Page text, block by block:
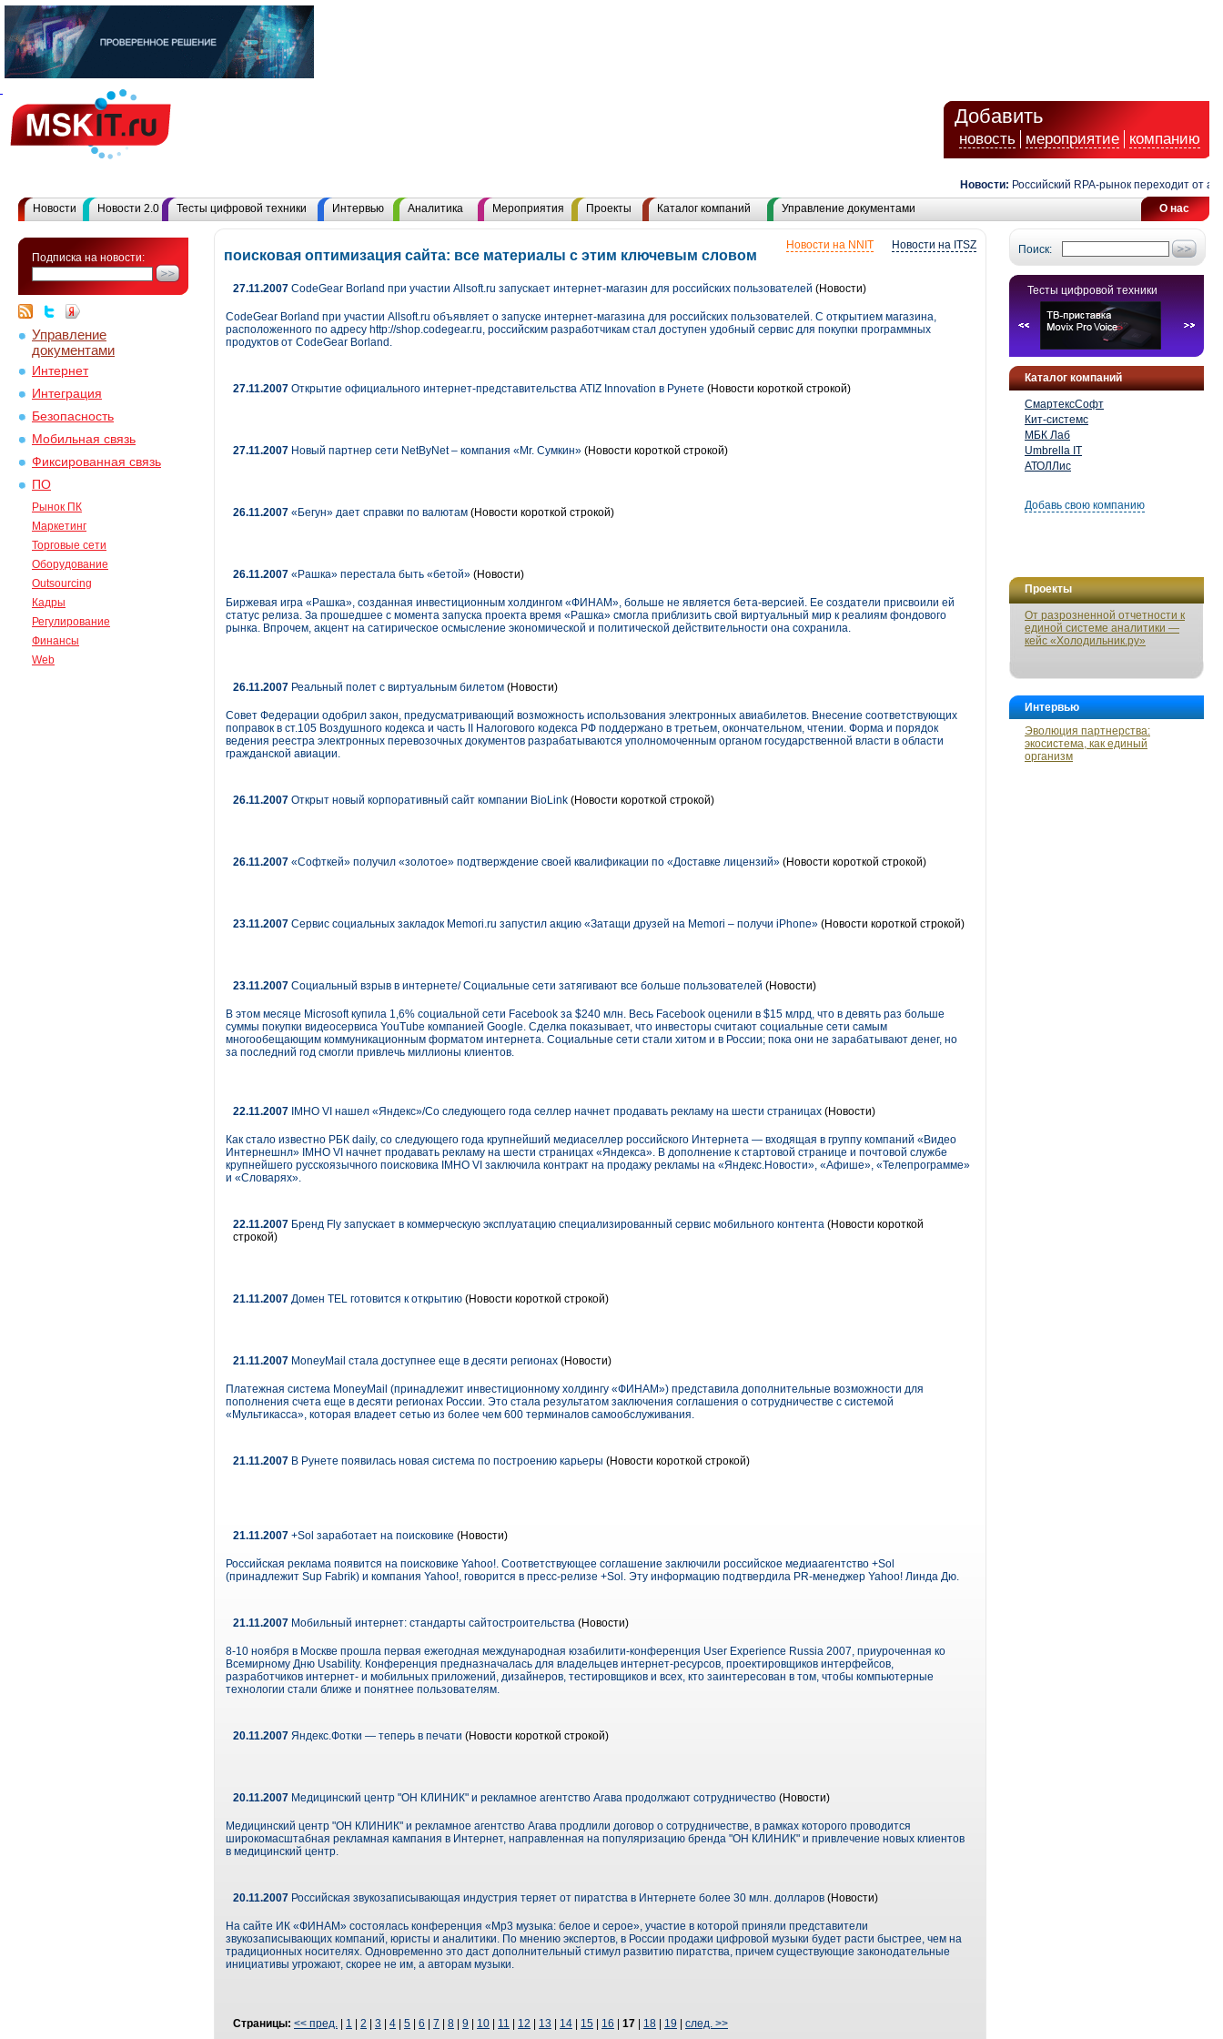
Добавить
новость мероприятие компанию
Новости: Российский RPA-рынок переходит от
О нас
Новости Новости 2.0 Тесты цифровой техники Интервью Аналитика Мероприятия Проекты Каталог компаний Управление документами
Подписка на новости:
Управление
документами
Интернет
Интеграция
Безопасность
Мобильная связь
Фиксированная связь
ПО
Рынок ПК
Маркетинг
Торговые сети
Оборудование
Outsourcing
Кадры
Регулирование
Финансы
Web
Поиск:
Тесты цифровой техники
Каталог компаний
СмартексСофт
Кит-системс
МБК Лаб
Umbrella IT
АТОЛЛис
Добавь свою компанию
Проекты
От разрозненной отчетности к
единой системе аналитики —
кейс «Холодильник.ру»
Интервью
Эволюция партнерства:
экосистема, как единый
организм
Новости на ITSZ
Новости на NNIT
поисковая оптимизация сайта: все материалы с этим ключевым словом
27.11.2007 CodeGear Borland при участии Allsoft.ru запускает интернет-магазин для российских пользователей (Новости)
CodeGear Borland при участии Allsoft.ru объявляет о запуске интернет-магазина для российских пользователей. С открытием магазина,
расположенного по адресу http://shop.codegear.ru, российским разработчикам стал доступен удобный сервис для покупки программных
продуктов от CodeGear Borland.
27.11.2007 Открытие официального интернет-представительства ATIZ Innovation в Рунете (Новости короткой строкой)
27.11.2007 Новый партнер сети NetByNet – компания «Mr. Сумкин» (Новости короткой строкой)
26.11.2007 «Бегун» дает справки по валютам (Новости короткой строкой)
26.11.2007 «Рашка» перестала быть «бетой» (Новости)
Биржевая игра «Рашка», созданная инвестиционным холдингом «ФИНАМ», больше не является бета-версией. Ее создатели присвоили ей
статус релиза. За прошедшее с момента запуска проекта время «Рашка» смогла приблизить свой виртуальный мир к реалиям фондового
рынка. Впрочем, акцент на сатирическое осмысление экономической и политической действительности она сохранила.
26.11.2007 Реальный полет с виртуальным билетом (Новости)
Совет Федерации одобрил закон, предусматривающий возможность использования электронных авиабилетов. Внесение соответствующих
поправок в ст.105 Воздушного кодекса и часть II Налогового кодекса РФ поддержано в третьем, окончательном, чтении. Форма и порядок
ведения реестра электронных перевозочных документов разрабатываются уполномоченным органом государственной власти в области
гражданской авиации.
26.11.2007 Открыт новый корпоративный сайт компании BioLink (Новости короткой строкой)
26.11.2007 «Софткей» получил «золотое» подтверждение своей квалификации по «Доставке лицензий» (Новости короткой строкой)
23.11.2007 Сервис социальных закладок Memori.ru запустил акцию «Затащи друзей на Memori – получи iPhone» (Новости короткой строкой)
23.11.2007 Социальный взрыв в интернете/ Социальные сети затягивают все больше пользователей (Новости)
В этом месяце Microsoft купила 1,6% социальной сети Facebook за $240 млн. Весь Facebook оценили в $15 млрд, что в девять раз больше
суммы покупки видеосервиса YouTube компанией Google. Сделка показывает, что инвесторы считают социальные сети самым
многообещающим коммуникационным форматом интернета. Социальные сети стали хитом и в России; пока они не зарабатывают денег, но
за последний год смогли привлечь миллионы клиентов.
22.11.2007 IMHO VI нашел «Яндекс»/Cо следующего года селлер начнет продавать рекламу на шести страницах (Новости)
Как стало известно РБК daily, со следующего года крупнейший медиаселлер российского Интернета — входящая в группу компаний «Видео
Интернешнл» IMHO VI начнет продавать рекламу на шести страницах «Яндекса». В дополнение к стартовой странице и почтовой службе
крупнейшего русскоязычного поисковика IMHO VI заключила контракт на продажу рекламы на «Яндекс.Новости», «Афише», «Телепрограмме»
и «Словарях».
22.11.2007 Бренд Fly запускает в коммерческую эксплуатацию специализированный сервис мобильного контента (Новости короткой
строкой)
21.11.2007 Домен TEL готовится к открытию (Новости короткой строкой)
21.11.2007 MoneyMail стала доступнее еще в десяти регионах (Новости)
Платежная система MoneyMail (принадлежит инвестиционному холдингу «ФИНАМ») представила дополнительные возможности для
пополнения счета еще в десяти регионах России. Это стала результатом заключения соглашения о сотрудничестве с системой
«Мультикасса», которая владеет сетью из более чем 600 терминалов самообслуживания.
21.11.2007 В Рунете появилась новая система по построению карьеры (Новости короткой строкой)
21.11.2007 +Sol заработает на поисковике (Новости)
Российская реклама появится на поисковике Yahoo!. Соответствующее соглашение заключили российское медиаагентство +Sol
(принадлежит Sup Fabrik) и компания Yahoo!, говорится в пресс-релизе +Sol. Эту информацию подтвердила PR-менеджер Yahoo! Линда Дю.
21.11.2007 Мобильный интернет: стандарты сайтостроительства (Новости)
8-10 ноября в Москве прошла первая ежегодная международная юзабилити-конференция User Experience Russia 2007, приуроченная ко
Всемирному Дню Usability. Конференция предназначалась для владельцев интернет-ресурсов, проектировщиков интерфейсов,
разработчиков интернет- и мобильных приложений, дизайнеров, тестировщиков и всех, кто заинтересован в том, чтобы компьютерные
технологии стали ближе и понятнее пользователям.
20.11.2007 Яндекс.Фотки — теперь в печати (Новости короткой строкой)
20.11.2007 Медицинский центр "ОН КЛИНИК" и рекламное агентство Агава продолжают сотрудничество (Новости)
Медицинский центр "ОН КЛИНИК" и рекламное агентство Агава продлили договор о сотрудничестве, в рамках которого проводится
широкомасштабная рекламная кампания в Интернет, направленная на популяризацию бренда "ОН КЛИНИК" и привлечение новых клиентов
в медицинский центр.
20.11.2007 Российская звукозаписывающая индустрия теряет от пиратства в Интернете более 30 млн. долларов (Новости)
На сайте ИК «ФИНАМ» состоялась конференция «Mp3 музыка: белое и серое», участие в которой приняли представители
звукозаписывающих компаний, юристы и аналитики. По мнению экспертов, в России продажи цифровой музыки будет расти быстрее, чем на
традиционных носителях. Одновременно это даст дополнительный стимул развитию пиратства, причем существующие законодательные
инициативы угрожают, скорее не им, а авторам музыки.
Страницы: << пред. 1 2 3 4 5 6 7 8 9 10 11 12 13 14 15 16 17 18 19 след. >>